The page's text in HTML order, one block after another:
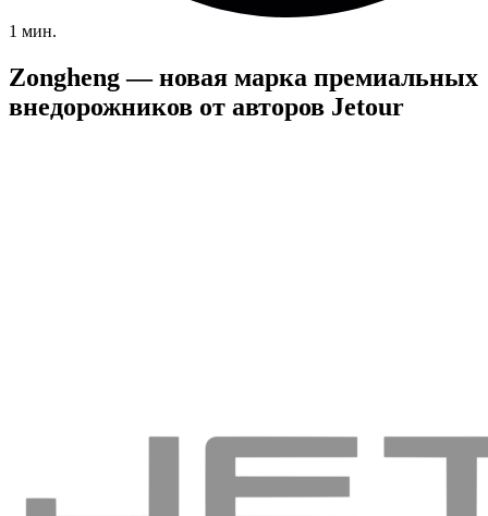
1 мин.
Zongheng — новая марка премиальных
внедорожников от авторов Jetour